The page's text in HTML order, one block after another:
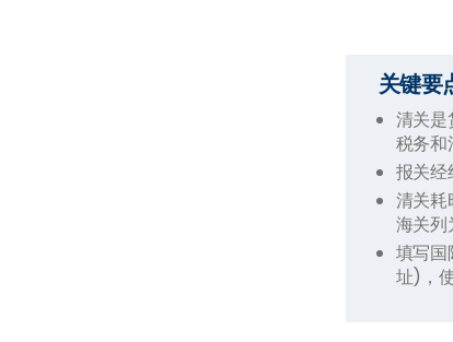
关键要
清关是
税务和
报关经
清关耗
海关列
填写国
址)，